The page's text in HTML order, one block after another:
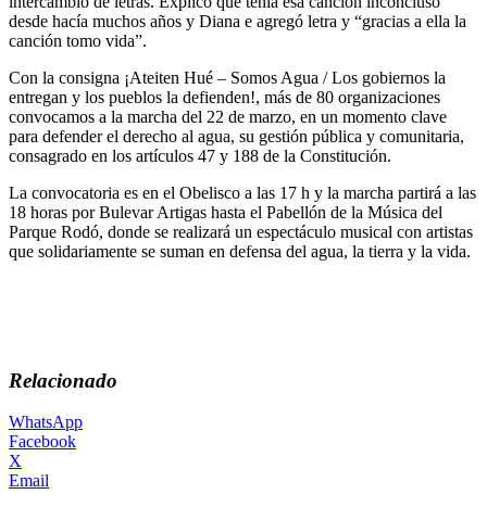
desde hacía muchos años y Diana e agregó letra y “gracias a ella la
canción tomo vida”.
Con la consigna ¡Ateiten Hué – Somos Agua / Los gobiernos la
entregan y los pueblos la defienden!, más de 80 organizaciones
convocamos a la marcha del 22 de marzo, en un momento clave
para defender el derecho al agua, su gestión pública y comunitaria,
consagrado en los artículos 47 y 188 de la Constitución.
La convocatoria es en el Obelisco a las 17 h y la marcha partirá a las
18 horas por Bulevar Artigas hasta el Pabellón de la Música del
Parque Rodó, donde se realizará un espectáculo musical con artistas
que solidariamente se suman en defensa del agua, la tierra y la vida.
Relacionado
WhatsApp
Facebook
X
Email